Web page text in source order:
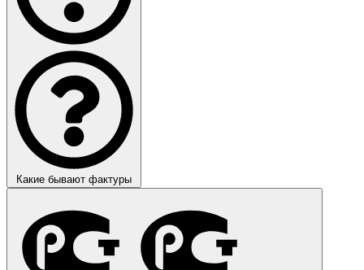
Какие бывают фактуры